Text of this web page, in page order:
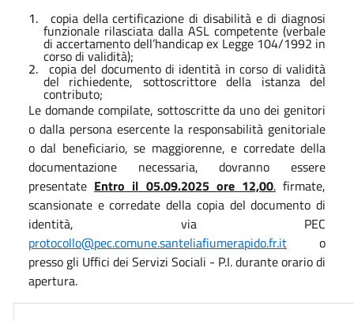
1.
copia della certificazione di disabilità e di diagnosi
funzionale rilasciata dalla ASL competente (verbale
di accertamento dell’handicap ex Legge 104/1992 in
corso di validità);
2. copia del documento di identità in corso di validità
del richiedente, sottoscrittore della istanza del
contributo;
Le domande compilate, sottoscritte da uno dei genitori
o dalla persona esercente la responsabilità genitoriale
o dal beneficiario, se maggiorenne, e corredate della
documentazione necessaria, dovranno essere
presentate Entro il 05.09.2025 ore 12,00.firmate,
scansionate e corredate della copia del documento di
identità, via PEC
protocollo@pec.comune.santeliafiumerapido.fr.it
o
presso gli Uffici dei Servizi Sociali - P.I. durante orario di
apertura.